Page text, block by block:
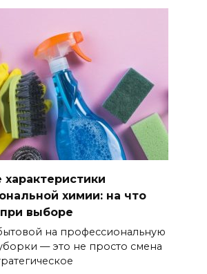
химии: на что
выборе
на профессиональную
— это не просто смена